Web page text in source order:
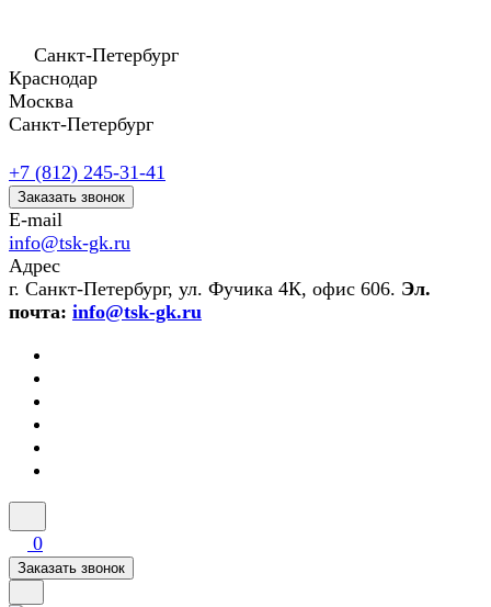
Санкт-Петербург
Краснодар
Москва
Санкт-Петербург
+7 (812) 245-31-41
Заказать звонок
E-mail
info@tsk-gk.ru
Адрес
г. Санкт-Петербург, ул. Фучика 4К, офис 606. Эл.
почта: info@tsk-gk.ru
0
Заказать звонок